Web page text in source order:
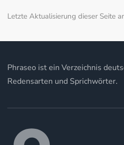
Letzte Aktualisierung dieser Seite
Phraseo ist ein Verzeichnis
Redensarten und Sprichwörter.